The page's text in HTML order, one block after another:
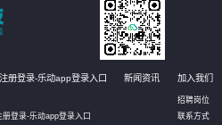
册登录-乐动app登录入口
册登录-乐动app登录入口
新闻资讯 加入我们
招聘岗位
联系方式